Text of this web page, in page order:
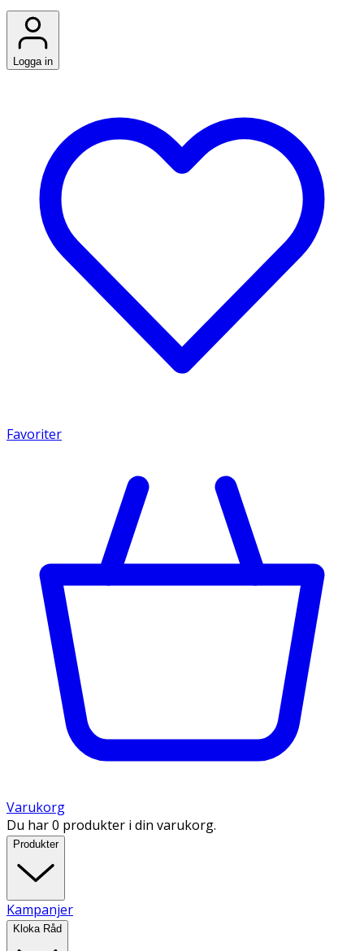
Logga in
Favoriter
Varukorg
Du har 0 produkter i din varukorg.
Produkter
Kampanjer
Kloka Råd